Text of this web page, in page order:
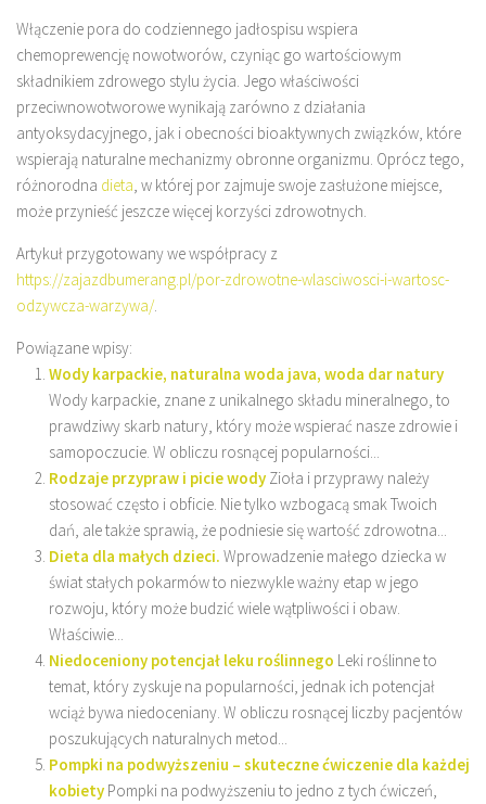
Włączenie pora do codziennego jadłospisu wspiera
chemoprewencję nowotworów, czyniąc go wartościowym
składnikiem zdrowego stylu życia. Jego właściwości
przeciwnowotworowe wynikają zarówno z działania
antyoksydacyjnego, jak i obecności bioaktywnych związków, które
wspierają naturalne mechanizmy obronne organizmu. Oprócz tego,
różnorodna dieta, w której por zajmuje swoje zasłużone miejsce,
może przynieść jeszcze więcej korzyści zdrowotnych.
Artykuł przygotowany we współpracy z
https://zajazdbumerang.pl/por-zdrowotne-wlasciwosci-i-wartosc-
odzywcza-warzywa/.
Powiązane wpisy:
Wody karpackie, naturalna woda java, woda dar natury
Wody karpackie, znane z unikalnego składu mineralnego, to
prawdziwy skarb natury, który może wspierać nasze zdrowie i
samopoczucie. W obliczu rosnącej popularności...
Rodzaje przypraw i picie wody Zioła i przyprawy należy
stosować często i obficie. Nie tylko wzbogacą smak Twoich
dań, ale także sprawią, że podniesie się wartość zdrowotna...
Dieta dla małych dzieci. Wprowadzenie małego dziecka w
świat stałych pokarmów to niezwykle ważny etap w jego
rozwoju, który może budzić wiele wątpliwości i obaw.
Właściwie...
Niedoceniony potencjał leku roślinnego Leki roślinne to
temat, który zyskuje na popularności, jednak ich potencjał
wciąż bywa niedoceniany. W obliczu rosnącej liczby pacjentów
poszukujących naturalnych metod...
Pompki na podwyższeniu – skuteczne ćwiczenie dla każdej
kobiety Pompki na podwyższeniu to jedno z tych ćwiczeń,